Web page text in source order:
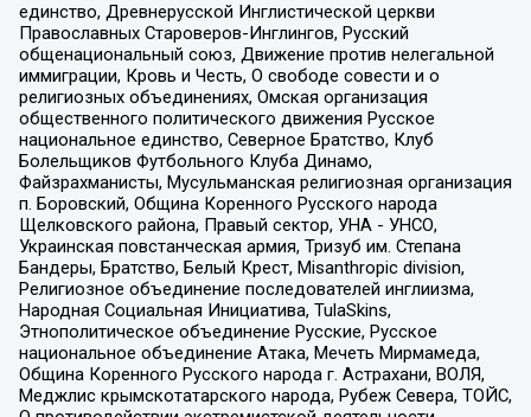
единство, Древнерусской Инглистической церкви
Православных Староверов-Инглингов, Русский
общенациональный союз, Движение против нелегальной
иммиграции, Кровь и Честь, О свободе совести и о
религиозных объединениях, Омская организация
общественного политического движения Русское
национальное единство, Северное Братство, Клуб
Болельщиков Футбольного Клуба Динамо,
Файзрахманисты, Мусульманская религиозная организация
п. Боровский, Община Коренного Русского народа
Щелковского района, Правый сектор, УНА - УНСО,
Украинская повстанческая армия, Тризуб им. Степана
Бандеры, Братство, Белый Крест, Misanthropic division,
Религиозное объединение последователей инглиизма,
Народная Социальная Инициатива, TulaSkins,
Этнополитическое объединение Русские, Русское
национальное объединение Атака, Мечеть Мирмамеда,
Община Коренного Русского народа г. Астрахани, ВОЛЯ,
Меджлис крымскотатарского народа, Рубеж Севера, ТОЙС,